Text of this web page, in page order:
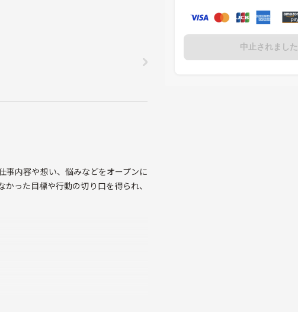
事内容や想い、悩みなどをオープンに
った目標や行動の切り口を得られ、
中止されました